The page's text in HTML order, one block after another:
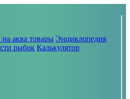
аква товары Энциклопедия
рыбок Калькулятор